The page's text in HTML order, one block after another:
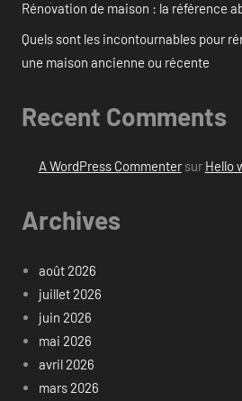
Rénovation de maison : la référence
Quels sont les incontournables pour
une maison ancienne ou récente
Recent Comments
A WordPress Commentersur Hello
Archives
août 2026
juillet 2026
juin 2026
mai 2026
avril 2026
mars 2026